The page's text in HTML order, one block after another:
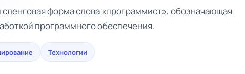
форма слова «программист», обозначающая
программного обеспечения.
Технологии